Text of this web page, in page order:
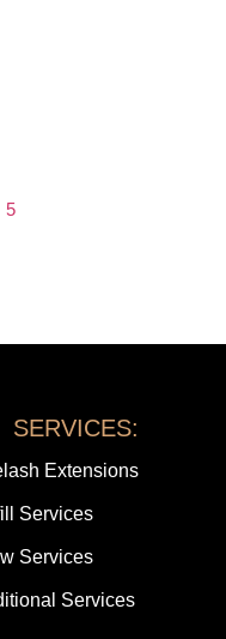
5
SERVICES:
Extensions
Services
Services
Services